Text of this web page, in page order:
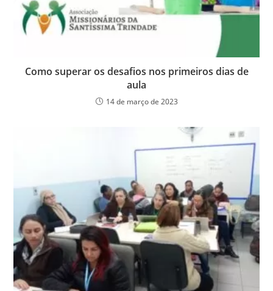
Como superar os desafios nos primeiros dias de
aula
14 de março de 2023